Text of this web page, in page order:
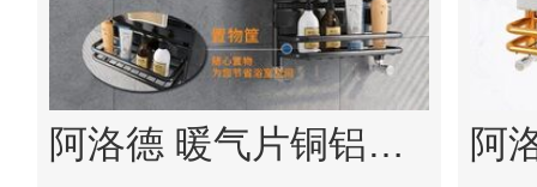
阿洛德 暖气片铜铝复合小背篓 家用水暖壁挂式枪灰色卫生间暖气置物架